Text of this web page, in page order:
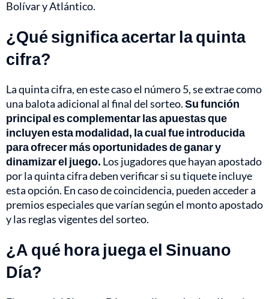
Bolívar y Atlántico.
¿Qué significa acertar la quinta
cifra?
La quinta cifra, en este caso el número 5, se extrae como
una balota adicional al final del sorteo.Su función
principal es complementar las apuestas que
incluyen esta modalidad, la cual fue introducida
para ofrecer más oportunidades de ganar y
dinamizar el juego. Los jugadores que hayan apostado
por la quinta cifra deben verificar si su tiquete incluye
esta opción. En caso de coincidencia, pueden acceder a
premios especiales que varían según el monto apostado
y las reglas vigentes del sorteo.
¿A qué hora juega el Sinuano
Día?